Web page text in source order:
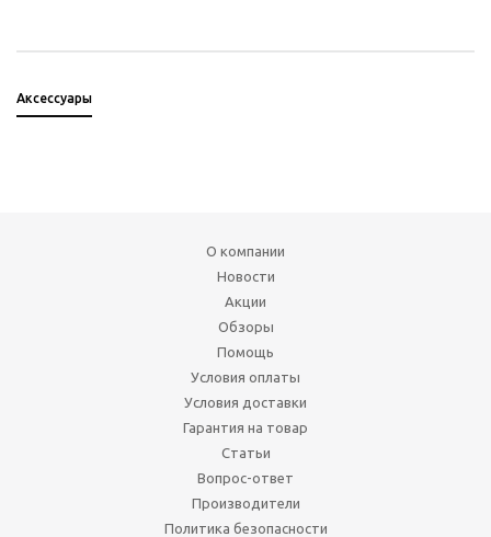
Аксессуары
О компании
Новости
Акции
Обзоры
Помощь
Условия оплаты
Условия доставки
Гарантия на товар
Статьи
Вопрос-ответ
Производители
Политика безопасности